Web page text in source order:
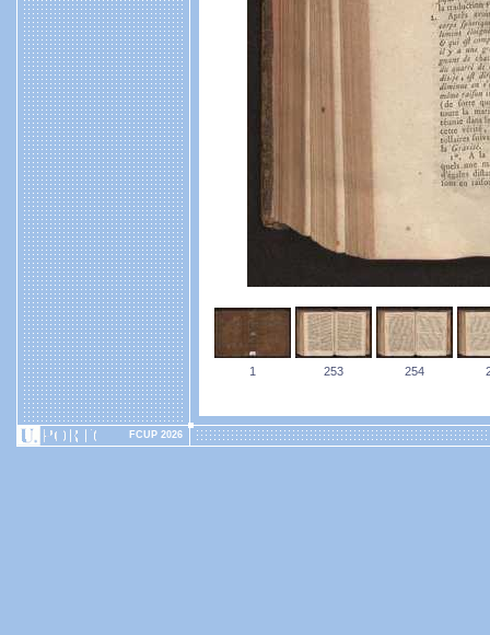
1 253 254
FCUP 2026